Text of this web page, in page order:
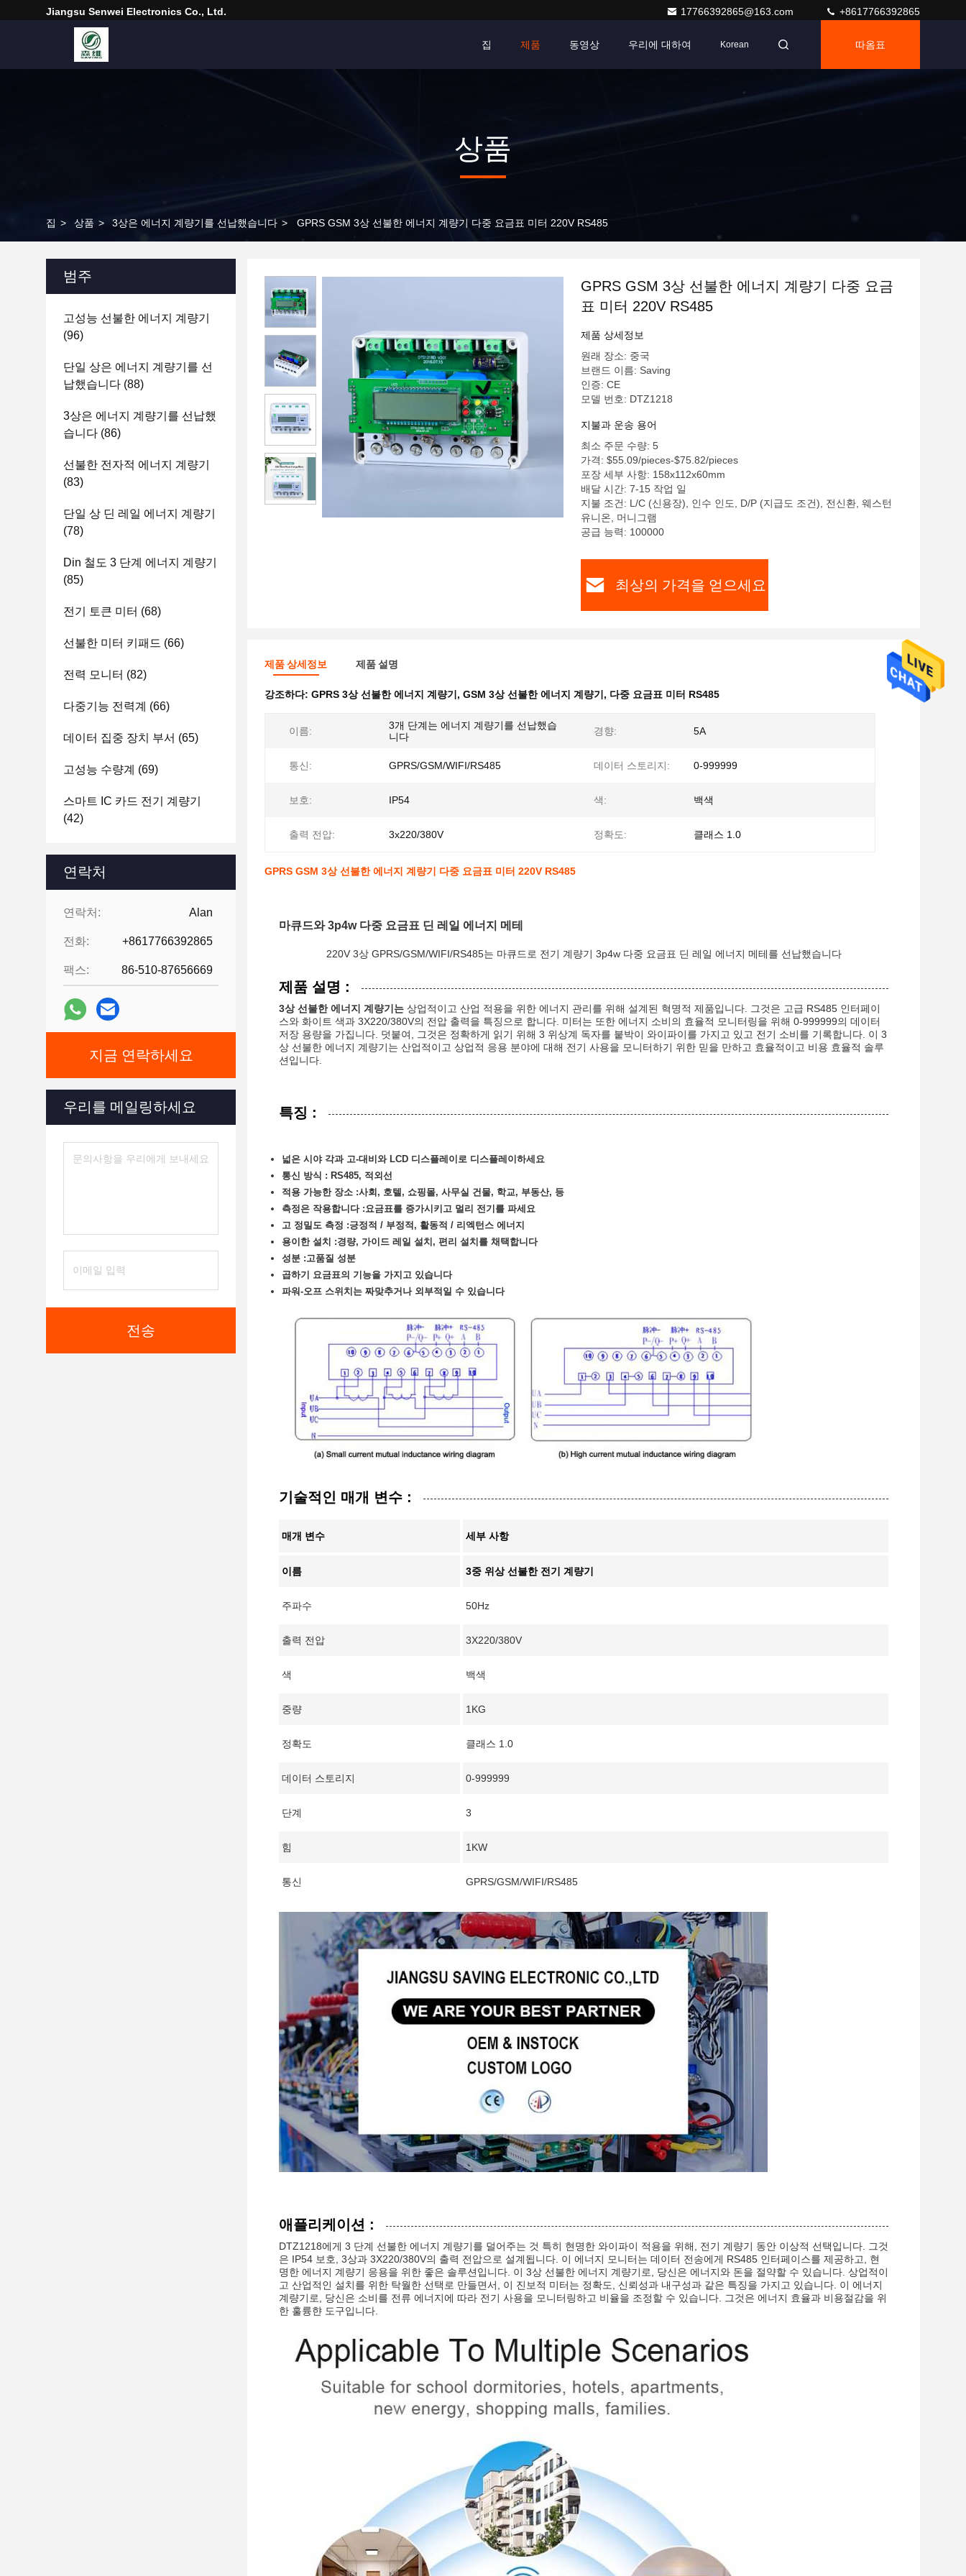
Jiangsu Senwei Electronics Co., Ltd. 17766392865@163.com +8617766392865
집 제품 동영상 우리에 대하여 Korean 따옴표
상품
집 > 상품 > 3상은 에너지 계량기를 선납했습니다 > GPRS GSM 3상 선불한 에너지 계량기 다중 요금표 미터 220V RS485
범주
고성능 선불한 에너지 계량기
(96)
단일 상은 에너지 계량기를 선
납했습니다 (88)
3상은 에너지 계량기를 선납했
습니다 (86)
선불한 전자적 에너지 계량기
(83)
단일 상 딘 레일 에너지 계량기
(78)
Din 철도 3 단계 에너지 계량기
(85)
전기 토큰 미터 (68)
선불한 미터 키패드 (66)
전력 모니터 (82)
다중기능 전력계 (66)
데이터 집중 장치 부서 (65)
고성능 수량계 (69)
스마트 IC 카드 전기 계량기
(42)
연락처
연락처: Alan
전화: +8617766392865
팩스: 86-510-87656669
지금 연락하세요
우리를 메일링하세요
전송
GPRS GSM 3상 선불한 에너지 계량기 다중 요금
표 미터 220V RS485
제품 상세정보
원래 장소: 중국
브랜드 이름: Saving
인증: CE
모델 번호: DTZ1218
지불과 운송 용어
최소 주문 수량: 5
가격: $55.09/pieces-$75.82/pieces
포장 세부 사항: 158x112x60mm
배달 시간: 7-15 작업 일
지불 조건: L/C (신용장), 인수 인도, D/P (지급도 조건), 전신환, 웨스턴
유니온, 머니그램
공급 능력: 100000
최상의 가격을 얻으세요
제품 상세정보 제품 설명
강조하다: GPRS 3상 선불한 에너지 계량기 , GSM 3상 선불한 에너지 계량기 , 다중 요금표 미터 RS485
이름:
3개 단계는 에너지 계량기를 선납했습
니다
경향: 5A
통신: GPRS/GSM/WIFI/RS485 데이터 스토리지: 0-999999
보호: IP54 색: 백색
출력 전압: 3x220/380V 정확도: 클래스 1.0
GPRS GSM 3상 선불한 에너지 계량기 다중 요금표 미터 220V RS485
마큐드와 3p4w 다중 요금표 딘 레일 에너지 메테
220V 3상 GPRS/GSM/WIFI/RS485는 마큐드로 전기 계량기 3p4w 다중 요금표 딘 레일 에너지 메테를 선납했습니다
제품 설명 :
3상 선불한 에너지 계량기는 상업적이고 산업 적용을 위한 에너지 관리를 위해 설계된 혁명적 제품입니다. 그것은 고급 RS485 인터페이
스와 화이트 색과 3X220/380V의 전압 출력을 특징으로 합니다. 미터는 또한 에너지 소비의 효율적 모니터링을 위해 0-999999의 데이터
저장 용량을 가집니다. 덧붙여, 그것은 정확하게 읽기 위해 3 위상계 독자를 붙박이 와이파이를 가지고 있고 전기 소비를 기록합니다. 이 3
상 선불한 에너지 계량기는 산업적이고 상업적 응용 분야에 대해 전기 사용을 모니터하기 위한 믿을 만하고 효율적이고 비용 효율적 솔루
션입니다.
특징 :
넓은 시야 각과 고-대비와 LCD 디스플레이로 디스플레이하세요
통신 방식 : RS485, 적외선
적용 가능한 장소 :사회, 호텔, 쇼핑몰, 사무실 건물, 학교, 부동산, 등
측정은 작용합니다 :요금표를 증가시키고 멀리 전기를 파세요
고 정밀도 측정 :긍정적 / 부정적, 활동적 / 리엑턴스 에너지
용이한 설치 :경량, 가이드 레일 설치, 편리 설치를 채택합니다
성분 :고품질 성분
곱하기 요금표의 기능을 가지고 있습니다
파워-오프 스위치는 짜맞추거나 외부적일 수 있습니다
기술적인 매개 변수 :
매개 변수 세부 사항
이름 3중 위상 선불한 전기 계량기
주파수 50Hz
출력 전압 3X220/380V
색 백색
중량 1KG
정확도 클래스 1.0
데이터 스토리지 0-999999
단계 3
힘 1KW
통신 GPRS/GSM/WIFI/RS485
애플리케이션 :
DTZ1218에게 3 단계 선불한 에너지 계량기를 덜어주는 것 특히 현명한 와이파이 적용을 위해, 전기 계량기 동안 이상적 선택입니다. 그것
은 IP54 보호, 3상과 3X220/380V의 출력 전압으로 설계됩니다. 이 에너지 모니터는 데이터 전송에게 RS485 인터페이스를 제공하고, 현
명한 에너지 계량기 응용을 위한 좋은 솔루션입니다. 이 3상 선불한 에너지 계량기로, 당신은 에너지와 돈을 절약할 수 있습니다. 상업적이
고 산업적인 설치를 위한 탁월한 선택로 만들면서, 이 진보적 미터는 정확도, 신뢰성과 내구성과 같은 특징을 가지고 있습니다. 이 에너지
계량기로, 당신은 소비를 전류 에너지에 따라 전기 사용을 모니터링하고 비율을 조정할 수 있습니다. 그것은 에너지 효율과 비용절감을 위
한 훌륭햔 도구입니다.